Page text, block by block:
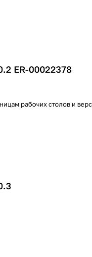
ER-00022378
рабочих столов и